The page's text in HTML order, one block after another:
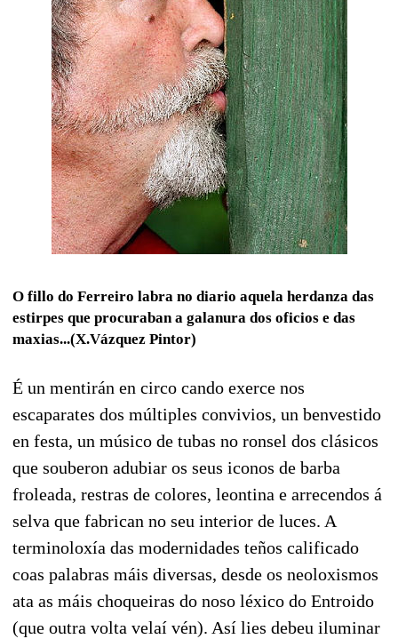
O fillo do Ferreiro labra no diario aquela herdanza das
estirpes que procuraban a galanura dos oficios e das
maxias...(X.Vázquez Pintor)
É un mentirán en circo cando exerce nos
escaparates dos múltiples convivios, un benvestido
en festa, un músico de tubas no ronsel dos clásicos
que souberon adubiar os seus iconos de barba
froleada, restras de colores, leontina e arrecendos á
selva que fabrican no seu interior de luces. A
terminoloxía das modernidades teños calificado
coas palabras máis diversas, desde os neoloxismos
ata as máis choqueiras do noso léxico do Entroido
(que outra volta velaí vén). Así lies debeu iluminar